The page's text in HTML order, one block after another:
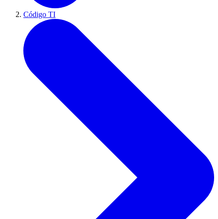
Código TI